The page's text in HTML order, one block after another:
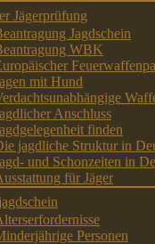
Jägerprüfung
Jagdschein
WBK
mit Hund
Anschluss
finden
jagdliche Struktur in
und Schonzeiten in
für Jäger
Personen